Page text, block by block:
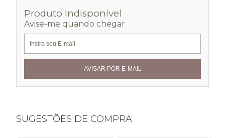
Produto Indisponível
Avise-me quando chegar
SUGESTÕES DE COMPRA